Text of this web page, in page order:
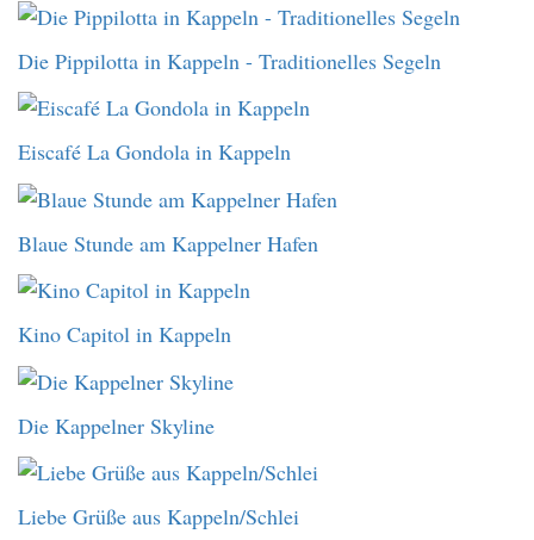
Die Pippilotta in Kappeln - Traditionelles Segeln
Eiscafé La Gondola in Kappeln
Blaue Stunde am Kappelner Hafen
Kino Capitol in Kappeln
Die Kappelner Skyline
Liebe Grüße aus Kappeln/Schlei